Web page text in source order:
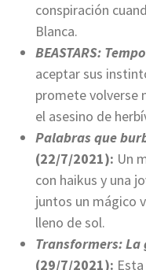
conspiración
Blanca.
BEASTARS:
aceptar sus
promete volverse
el asesino de
Palabras que
(22/7/2021): Un
con haikus y una
juntos un mágico
lleno de sol.
Transformers: La
(29/7/2021):